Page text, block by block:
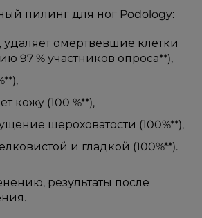
пилинг для ног Podology:
омертвевшие клетки
97 % участников опроса**),
кожу (100 %**),
шероховатости (100%**),
и гладкой (100%**).
результаты после